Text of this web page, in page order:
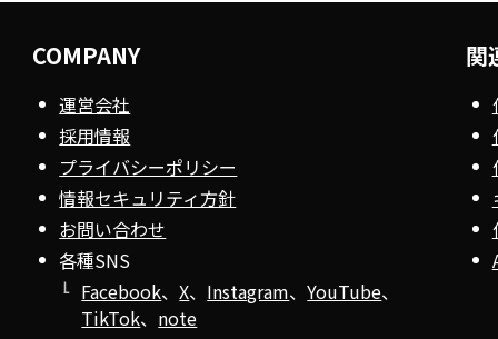
COMPANY
運営会社
採用情報
プライバシーポリシー
情報セキュリティ方針
お問い合わせ
各種SNS
Facebook、X、 Instagram、YouTube、
TikTok、 note
関